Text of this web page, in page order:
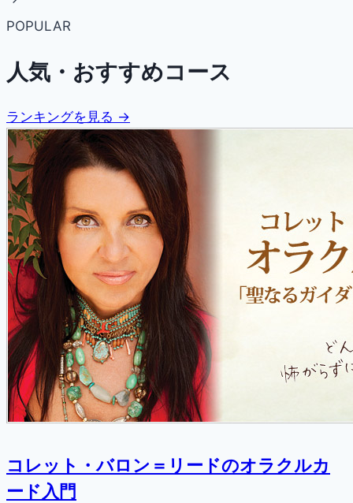
POPULAR
人気・おすすめコース
ランキングを見る →
コレット・バロン＝リードのオラクルカ
ード入門